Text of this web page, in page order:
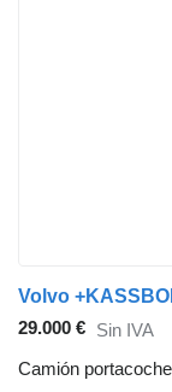
Volvo
29.000 € Sin IVA
Camión